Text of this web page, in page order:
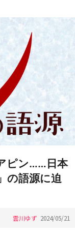
ピン……日本
の語源に迫
雲川ゆず 2024/05/21